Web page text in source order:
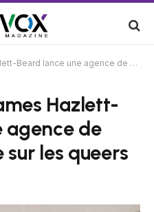
une agence de production axée sur les queers
Hazlett-
agence de
les queers